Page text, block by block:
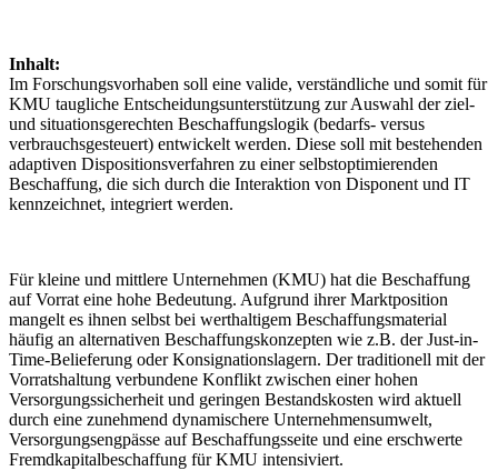
Inhalt:
Im Forschungsvorhaben soll eine valide, verständliche und somit für
KMU taugliche Entscheidungsunterstützung zur Auswahl der ziel-
und situationsgerechten Beschaffungslogik (bedarfs- versus
verbrauchsgesteuert) entwickelt werden. Diese soll mit bestehenden
adaptiven Dispositionsverfahren zu einer selbstoptimierenden
Beschaffung, die sich durch die Interaktion von Disponent und IT
kennzeichnet, integriert werden.
Für kleine und mittlere Unternehmen (KMU) hat die Beschaffung
auf Vorrat eine hohe Bedeutung. Aufgrund ihrer Marktposition
mangelt es ihnen selbst bei werthaltigem Beschaffungsmaterial
häufig an alternativen Beschaffungskonzepten wie z.B. der Just-in-
Time-Belieferung oder Konsignationslagern. Der traditionell mit der
Vorratshaltung verbundene Konflikt zwischen einer hohen
Versorgungssicherheit und geringen Bestandskosten wird aktuell
durch eine zunehmend dynamischere Unternehmensumwelt,
Versorgungsengpässe auf Beschaffungsseite und eine erschwerte
Fremdkapitalbeschaffung für KMU intensiviert.